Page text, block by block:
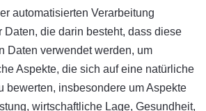
automatisierten Verarbeitung
Daten, die darin besteht, dass diese
Daten verwendet werden, um
Aspekte, die sich auf eine natürliche
bewerten, insbesondere um Aspekte
wirtschaftliche Lage, Gesundheit,